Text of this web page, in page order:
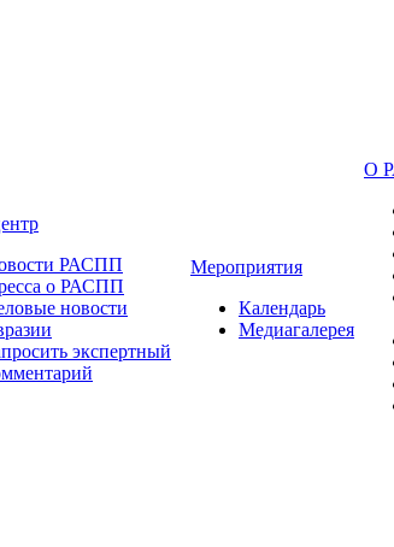
РАСПП
о РАСПП
новости
экспертный
Мероприятия
Календарь
Медиагалерея
О